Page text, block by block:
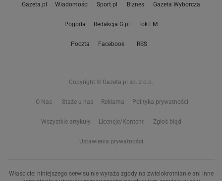
Gazeta.pl Wiadomości Sport.pl Biznes Gazeta Wyborcza
Pogoda Redakcja G.pl Tok.FM
Poczta Facebook RSS
Copyright © Gazeta.pl sp. z o.o.
O Nas Staże u nas Reklama Polityka prywatności
Wszystkie artykuły Licencje/Kontent Zgłoś błąd
Ustawienia prywatności
Właściciel niniejszego serwisu nie wyraża zgody na zwielokrotnianie ani inne